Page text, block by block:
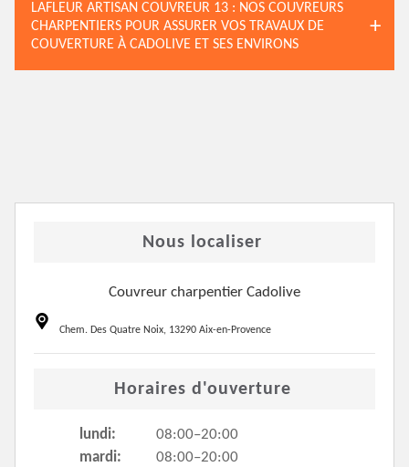
LAFLEUR ARTISAN COUVREUR 13 : NOS COUVREURS
CHARPENTIERS POUR ASSURER VOS TRAVAUX DE
COUVERTURE À CADOLIVE ET SES ENVIRONS
Nous localiser
Couvreur charpentier Cadolive
Chem. Des Quatre Noix, 13290 Aix-en-Provence
Horaires d'ouverture
lundi:
08:00–20:00
mardi:
08:00–20:00